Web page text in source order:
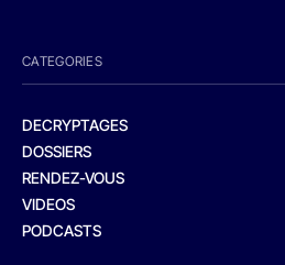
CATEGORIES
DECRYPTAGES
DOSSIERS
RENDEZ-VOUS
VIDEOS
PODCASTS